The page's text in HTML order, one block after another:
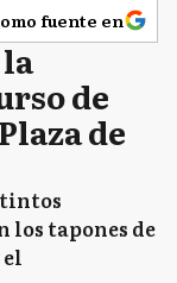
fuente en
de
de
los tapones de